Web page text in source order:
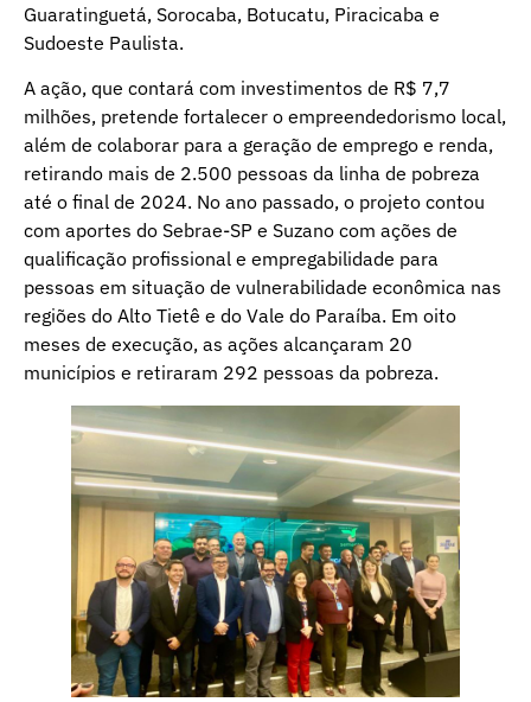
Guaratinguetá, Sorocaba, Botucatu, Piracicaba e
Sudoeste Paulista.
A ação, que contará com investimentos de R$ 7,7
milhões, pretende fortalecer o empreendedorismo local,
além de colaborar para a geração de emprego e renda,
retirando mais de 2.500 pessoas da linha de pobreza
até o final de 2024. No ano passado, o projeto contou
com aportes do Sebrae-SP e Suzano com ações de
qualificação profissional e empregabilidade para
pessoas em situação de vulnerabilidade econômica nas
regiões do Alto Tietê e do Vale do Paraíba. Em oito
meses de execução, as ações alcançaram 20
municípios e retiraram 292 pessoas da pobreza.